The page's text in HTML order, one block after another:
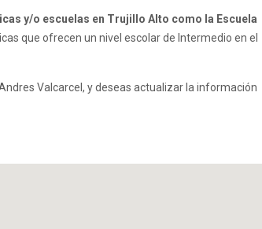
y/o escuelas en Trujillo Alto como la Escuela
que ofrecen un nivel escolar de Intermedio en el
Valcarcel, y deseas actualizar la información